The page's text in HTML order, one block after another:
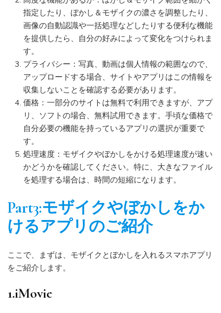
指定したり、ぼかし＆モザイクの濃さを調整したり、
画像の自動認識や一括処理などしたりする便利な機能
を提供したら、自分の好みによって変化をつけられま
す。
プライバシー：写真、動画は個人情報の範囲なので、
アップロードする場合、サイトやアプリはこの情報を
収集しないことを確認する必要があります。
価格：一部分のサイトは無料で利用できますが、アプ
リ、ソフトの場合、無料試用できます。手頃な価格で
自分必要の機能を持っているアプリの選択が重要で
す。
処理速度：モザイクやぼかしをかける処理速度が速い
かどうかを確認してください。特に、大きなファイル
を処理する場合は、時間の短縮になります。
Part3:モザイクやぼかしをか
けるアプリのご紹介
ここで、まずは、モザイクとぼかしを入れるスマホアプリ
をご紹介します。
1.iMovie